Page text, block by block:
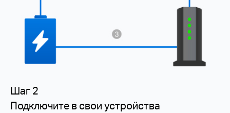
Шаг 2
Подключите в свои устройства